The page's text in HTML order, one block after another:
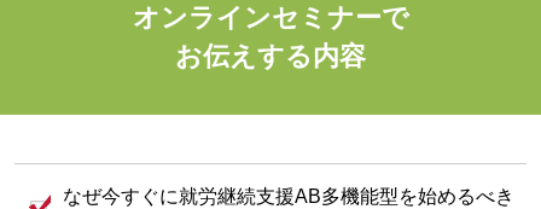
オンラインセミナーで
お伝えする内容
なぜ今すぐに就労継続支援AB多機能型を始めるべき